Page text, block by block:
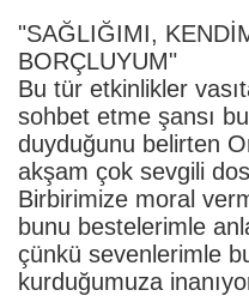
"SAĞLIĞIMI,
BORÇLUYUM"
Bu tür etkinlikler
sohbet etme şansı
duyduğunu belirten
akşam çok sevgili
Birbirimize moral
bunu bestelerimle
çünkü sevenlerimle
kurduğumuza